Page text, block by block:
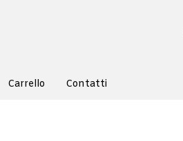
Carrello Contatti